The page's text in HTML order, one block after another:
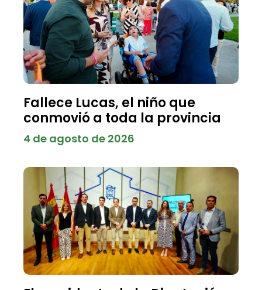
Fallece Lucas, el niño que
conmovió a toda la provincia
4 de agosto de 2026